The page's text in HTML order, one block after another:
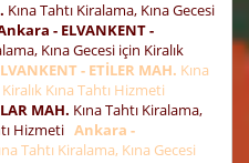
Kına Tahtı Kiralama, Kına Gecesi
- ELVANKENT -
Kına Gecesi için Kiralık
- ETİLER MAH. Kına
Kına Tahtı Hizmeti
MAH. Kına Tahtı Kiralama,
Hizmeti Ankara -
Tahtı Kiralama, Kına Gecesi